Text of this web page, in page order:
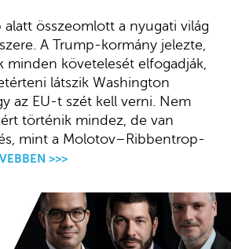
alatt összeomlott a nyugati világ
A Trump-kormány jelezte,
minden követelesét elfogadják,
látszik Washington
az EU-t szét kell verni. Nem
történik mindez, de van
mint a Molotov–Ribbentrop-
>>>